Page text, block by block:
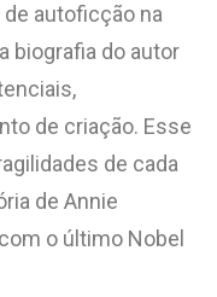
autoficção na
biografia do autor
de criação. Esse
de cada
de Annie
o último Nobel